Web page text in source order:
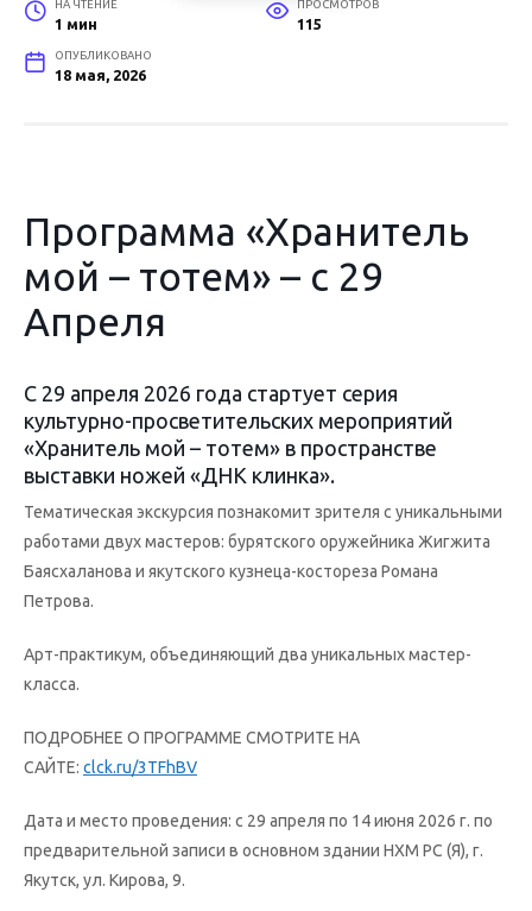
НА ЧТЕНИЕ
1 мин
ПРОСМОТРОВ
115
ОПУБЛИКОВАНО
18 мая, 2026
Программа «Хранитель
мой – тотем» – с 29
Апреля
С 29 апреля 2026 года стартует серия
культурно-просветительских мероприятий
«Хранитель мой – тотем» в пространстве
выставки ножей «ДНК клинка».
Тематическая экскурсия познакомит зрителя с уникальными
работами двух мастеров: бурятского оружейника Жигжита
Баясхаланова и якутского кузнеца-костореза Романа
Петрова.
Арт-практикум, объединяющий два уникальных мастер-
класса.
ПОДРОБНЕЕ О ПРОГРАММЕ СМОТРИТЕ НА
САЙТЕ: clck.ru/3TFhBV
Дата и место проведения: с 29 апреля по 14 июня 2026 г. по
предварительной записи в основном здании НХМ РС (Я), г.
Якутск, ул. Кирова, 9.